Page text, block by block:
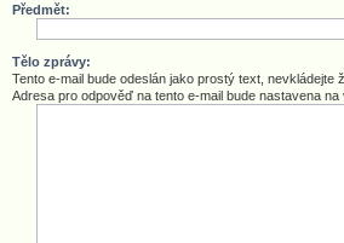
Předmět:
Tělo zprávy:
Tento e-mail bude odeslán jako prostý text, nevkládejte
Adresa pro odpověď na tento e-mail bude nastavena na